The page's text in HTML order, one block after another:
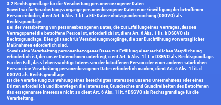
3.2 Rechtsgrundlage für die Verarbeitung personenbezogener Daten
Soweit wir für Verarbeitungsvorgänge personenbezogener Daten eine Einwilligung der betroffenen
Person einholen, dient Art. 6 Abs. 1 lit. a EU-Datenschutzgrundverordnung (DSGVO) als
Rechtsgrundlage.
Bei der Verarbeitung von personenbezogenen Daten, die zur Erfüllung eines Vertrages, dessen
Vertragspartei die betroffene Person ist, erforderlich ist, dient Art. 6 Abs. 1 lit. b DSGVO als
Rechtsgrundlage. Dies gilt auch für Verarbeitungsvorgänge, die zur Durchführung vorvertraglicher
Maßnahmen erforderlich sind.
Soweit eine Verarbeitung personenbezogener Daten zur Erfüllung einer rechtlichen Verpflichtung
erforderlich ist, der unser Unternehmen unterliegt, dient Art. 6 Abs. 1 lit. c DSGVO als Rechtsgrundlage.
Für den Fall, dass lebenswichtige Interessen der betroffenen Person oder einer anderen natürlichen
Person eine Verarbeitung personenbezogener Daten erforderlich machen, dient Art. 6 Abs. 1 lit. d
DSGVO als Rechtsgrundlage.
Ist die Verarbeitung zur Wahrung eines berechtigten Interesses unseres Unternehmens oder eines
Dritten erforderlich und überwiegen die Interessen, Grundrechte und Grundfreiheiten des Betroffenen
das erstgenannte Interesse nicht, so dient Art. 6 Abs. 1 lit. f DSGVO als Rechtsgrundlage für die
Verarbeitung.